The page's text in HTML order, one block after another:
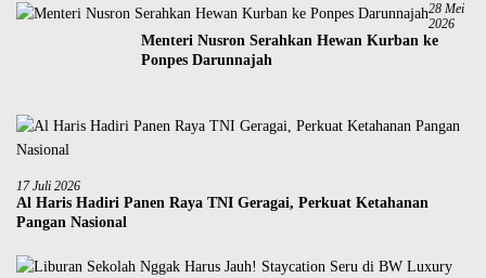
28 Mei
2026
Menteri Nusron Serahkan Hewan Kurban ke
Ponpes Darunnajah
17 Juli 2026
Al Haris Hadiri Panen Raya TNI Geragai, Perkuat Ketahanan
Pangan Nasional